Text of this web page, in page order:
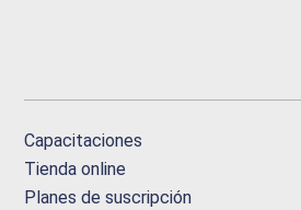
Capacitaciones
Tienda online
Planes de suscripción